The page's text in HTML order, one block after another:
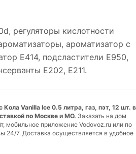
регуляторы кислотности
ароматизатор с
Е414, подсластители Е950,
Е202, Е211.
Vanilla Ice 0.5 литра, газ, пэт, 12 шт. в
по Москве и МО. Заказать на дом
мобильное приложение Vodovoz.ru или по
24/7. Доставка осуществляется в удобное